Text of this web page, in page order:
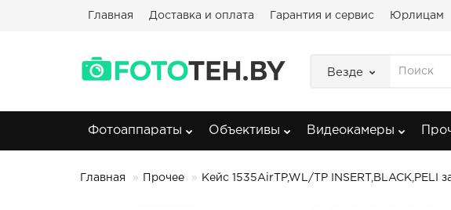
Главная Доставка и оплата Гарантия и сервис Юрлицам
Везде
Фотоаппараты Объективы Видеокамеры
Главная Прочее Кейс 1535AirTP,WL/TP